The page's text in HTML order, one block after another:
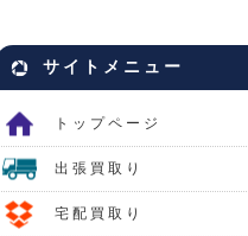
サイトメニュー
トップページ
出張買取り
宅配買取り